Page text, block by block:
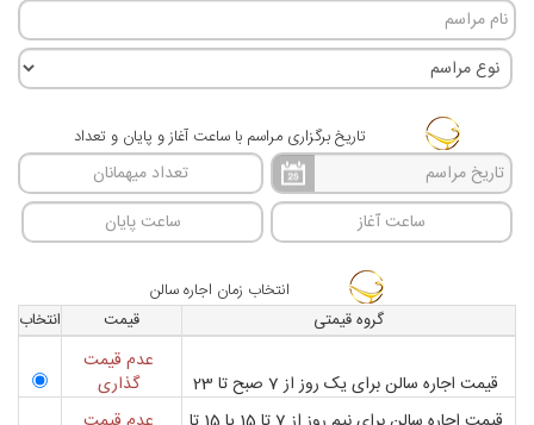
تاریخ برگزاری مراسم با ساعت آغاز و پایان و تعداد
انتخاب زمان اجاره سالن
گروه قيمتی
قيمت انتخاب
قیمت اجاره سالن برای یک روز از 7 صبح تا 23
عدم قیمت
گذاری